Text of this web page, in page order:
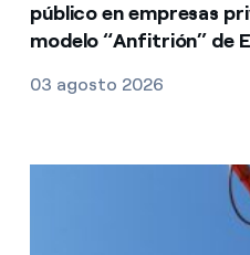
público en empresas
modelo “Anfitrión” de
03 agosto 2026